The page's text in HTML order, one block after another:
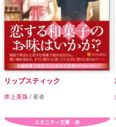
リップスティック
井上美珠 / 著者
エタニティ文庫・赤